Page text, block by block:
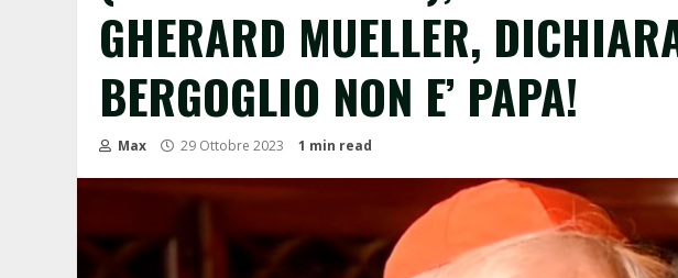
GHERARD MUELLER,
BERGOGLIO NON E’ PAPA!
Max 29 Ottobre 2023 1 min read